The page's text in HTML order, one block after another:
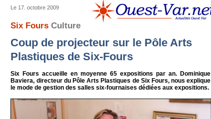
Le 17. octobre 2009
Six FoursCulture
Coup de projecteur sur le Pôle Arts
Plastiques de Six-Fours
Six Fours accueille en moyenne 65 expositions par an. Dominique
Baviera, directeur du Pôle Arts Plastiques de Six Fours, nous explique
le mode de gestion des salles six-fournaises dédiées aux expositions.